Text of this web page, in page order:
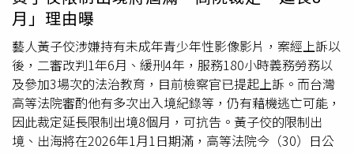
再姑息，在中山大學、中山大學社會系的協助下，委由律師
對劉珮瑄進行提告。劉珮瑄在偵查中稱「我的言論符合刑法
第311條之免責條件，告訴人是一個知名學者，她作為一名
公眾人物，在這種公共議題的倡議脈絡下，她的名譽本來就
要有所退讓，我的這些手段只是不得不的手段」。此外，在
新竹地院審理過程中，劉珮瑄則供稱，「我對本案所為非常
驕傲，我做為性侵案犯罪的被害人，我當然會有情緒，會有
報復的想法，我的動機是複雜，我有私怨成分也有公益成
月」理由曝
藝人黃子佼涉嫌持有未成年青少年性影像影片，案經上訴以
後，二審改判1年6月、緩刑4年，服務180小時義務勞務以
及參加3場次的法治教育，目前檢察官已提起上訴。而台灣
高等法院審酌他有多次出入境紀錄等，仍有藉機逃亡可能，
因此裁定延長限制出境8個月，可抗告。黃子佼的限制出
境、出海將在2026年1月1日期滿，高等法院今（30）日公